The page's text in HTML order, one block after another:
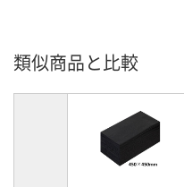
類似商品と比較